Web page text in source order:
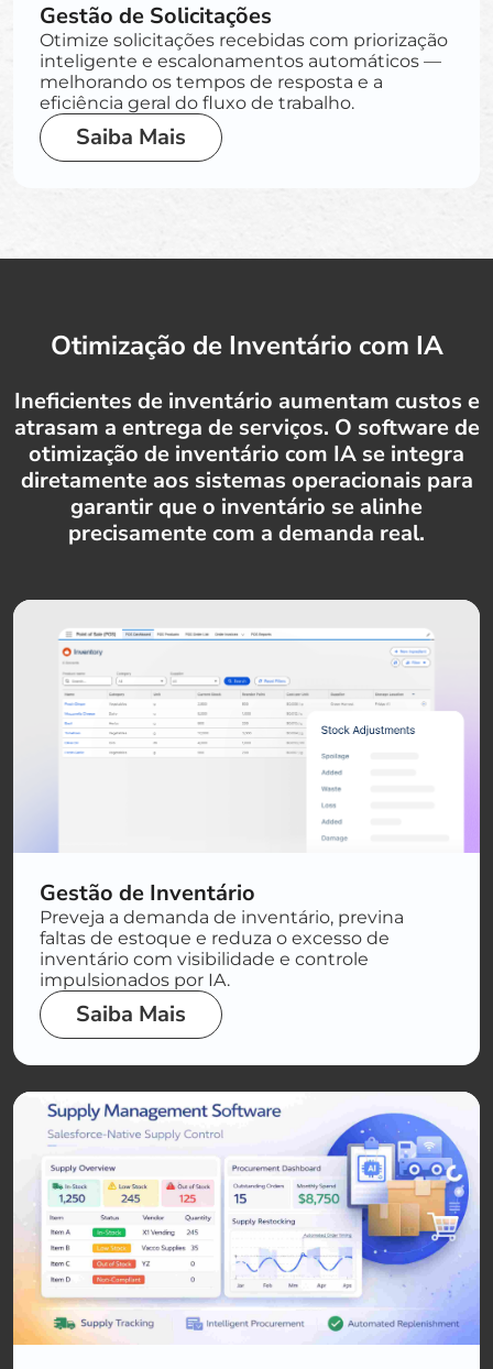
Gestão de Solicitações
Otimize solicitações recebidas com priorização
inteligente e escalonamentos automáticos —
melhorando os tempos de resposta e a
eficiência geral do fluxo de trabalho.
Saiba Mais
Otimização de Inventário com IA
Ineficientes de inventário aumentam custos e
atrasam a entrega de serviços. O software de
otimização de inventário com IA se integra
diretamente aos sistemas operacionais para
garantir que o inventário se alinhe
precisamente com a demanda real.
Gestão de Inventário
Preveja a demanda de inventário, previna
faltas de estoque e reduza o excesso de
inventário com visibilidade e controle
impulsionados por IA.
Saiba Mais